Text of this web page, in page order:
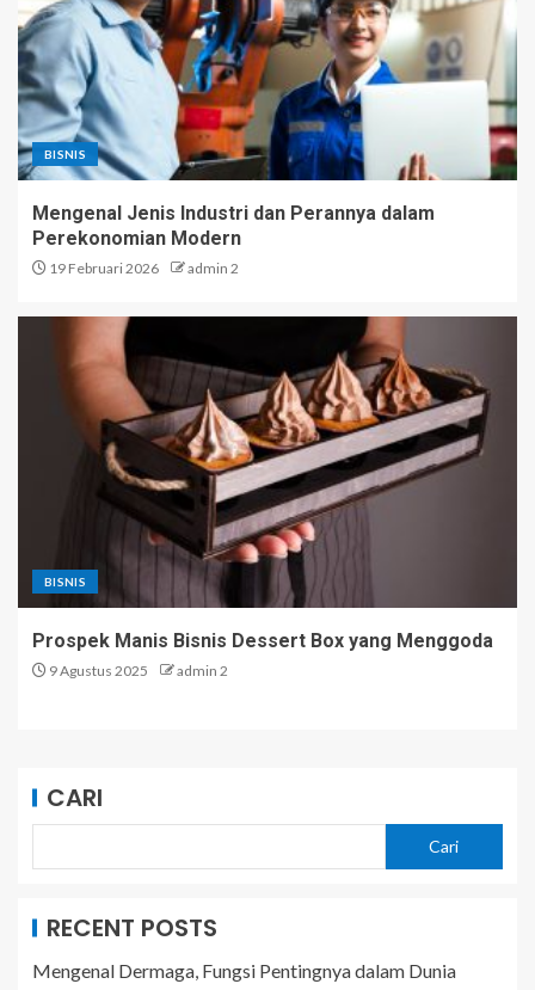
BISNIS
Mengenal Jenis Industri dan Perannya dalam
Perekonomian Modern
19 Februari 2026 admin 2
BISNIS
Prospek Manis Bisnis Dessert Box yang Menggoda
9 Agustus 2025 admin 2
CARI
Cari
RECENT POSTS
Mengenal Dermaga, Fungsi Pentingnya dalam Dunia